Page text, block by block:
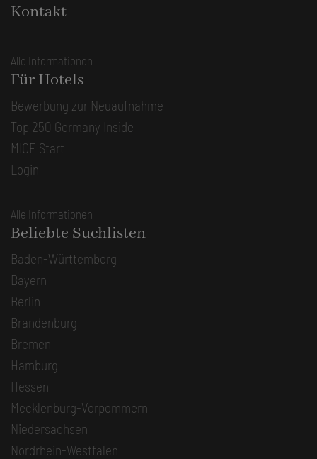
Kontakt
Alle Informationen
Für Hotels
Bewerbung zur Neuaufnahme
Top 250 Germany Inside
MICE Start
Login
Alle Informationen
Beliebte Suchlisten
Baden-Württemberg
Bayern
Berlin
Brandenburg
Bremen
Hamburg
Hessen
Mecklenburg-Vorpommern
Niedersachsen
Nordrhein-Westfalen